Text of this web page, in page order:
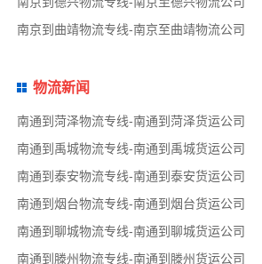
南京到曲靖物流专线-南京至曲靖物流公司
物流新闻
南通到菏泽物流专线-南通到菏泽货运公司
南通到禹城物流专线-南通到禹城货运公司
南通到泰安物流专线-南通到泰安货运公司
南通到烟台物流专线-南通到烟台货运公司
南通到聊城物流专线-南通到聊城货运公司
南通到滕州物流专线-南通到滕州货运公司